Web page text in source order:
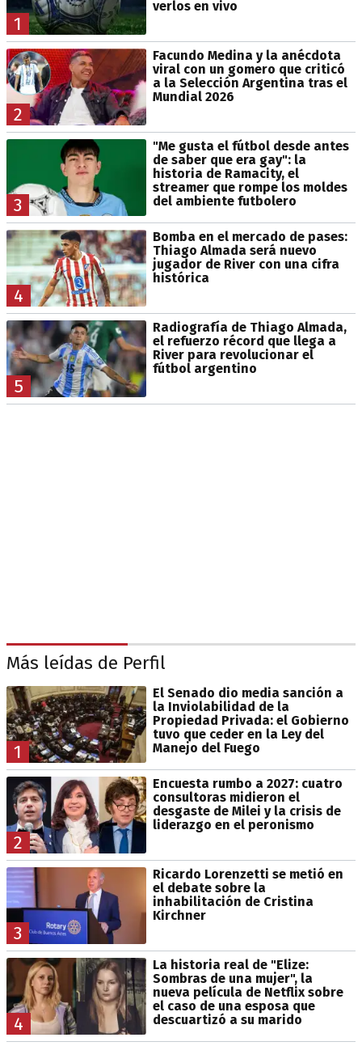
1
verlos en vivo
2
Facundo Medina y la anécdota
viral con un gomero que criticó
a la Selección Argentina tras el
Mundial 2026
3
"Me gusta el fútbol desde antes
de saber que era gay": la
historia de Ramacity, el
streamer que rompe los moldes
del ambiente futbolero
4
Bomba en el mercado de pases:
Thiago Almada será nuevo
jugador de River con una cifra
histórica
5
Radiografía de Thiago Almada,
el refuerzo récord que llega a
River para revolucionar el
fútbol argentino
Más leídas de Perfil
1
El Senado dio media sanción a
la Inviolabilidad de la
Propiedad Privada: el Gobierno
tuvo que ceder en la Ley del
Manejo del Fuego
2
Encuesta rumbo a 2027: cuatro
consultoras midieron el
desgaste de Milei y la crisis de
liderazgo en el peronismo
3
Ricardo Lorenzetti se metió en
el debate sobre la
inhabilitación de Cristina
Kirchner
4
La historia real de "Elize:
Sombras de una mujer", la
nueva película de Netflix sobre
el caso de una esposa que
descuartizó a su marido